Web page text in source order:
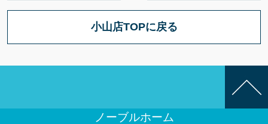
小山店TOPに戻る
ノーブルホーム